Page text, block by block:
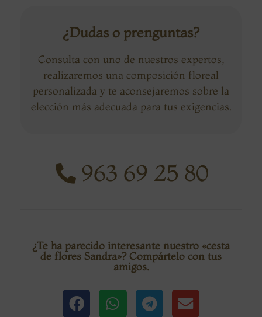
¿Dudas o prenguntas?
Consulta con uno de nuestros expertos,
realizaremos una composición floreal
personalizada y te aconsejaremos sobre la
elección más adecuada para tus exigencias.
963 69 25 80
¿Te ha parecido interesante nuestro «cesta
de flores Sandra»? Compártelo con tus
amigos.